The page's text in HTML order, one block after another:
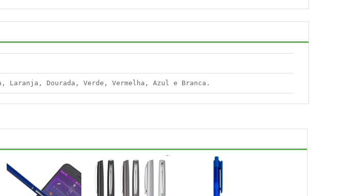
Laranja, Dourada, Verde, Vermelha, Azul e Branca.